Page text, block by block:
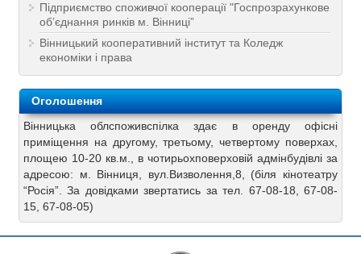
Підприємство споживчої кооперації "Госпрозрахункове
об’єднання ринків м. Вінниці”
Вінницький кооперативний інститут та Коледж
економіки і права
Оголошення
Вінницька облспоживспілка здає в оренду офісні
приміщення на другому, третьому, четвертому поверхах,
площею 10-20 кв.м., в чотирьохповерховій адмінбудівлі за
адресою: м. Вінниця, вул.Визволення,8, (біля кінотеатру
“Росія”. За довідками звертатись за тел. 67-08-18, 67-08-
15, 67-08-05)